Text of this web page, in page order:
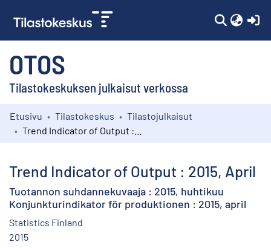
OTOS
Tilastokeskuksen julkaisut verkossa
Kokoelmat
Etusivu Tilastokeskus
Tilastojulkaisut
Trend Indicator of Output : 2015, April
Tuotannon suhdannekuvaaja : 2015, huhtikuu
Konjunkturindikator för produktionen : 2015, april
Statistics Finland
2015